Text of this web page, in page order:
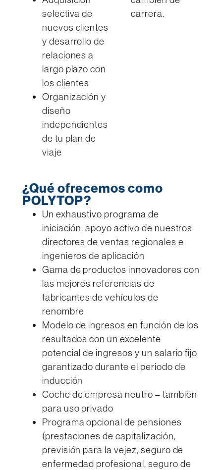
selectiva de
nuevos clientes
y desarrollo de
relaciones a
largo plazo con
los clientes
Organización y
diseño
independientes
de tu plan de
viaje
carrera.
¿Qué ofrecemos como
POLYTOP?
Un exhaustivo programa de
iniciación, apoyo activo de nuestros
directores de ventas regionales e
ingenieros de aplicación
Gama de productos innovadores con
las mejores referencias de
fabricantes de vehículos de
renombre
Modelo de ingresos en función de los
resultados con un excelente
potencial de ingresos y un salario fijo
garantizado durante el periodo de
inducción
Coche de empresa neutro – también
para uso privado
Programa opcional de pensiones
(prestaciones de capitalización,
previsión para la vejez, seguro de
enfermedad profesional, seguro de